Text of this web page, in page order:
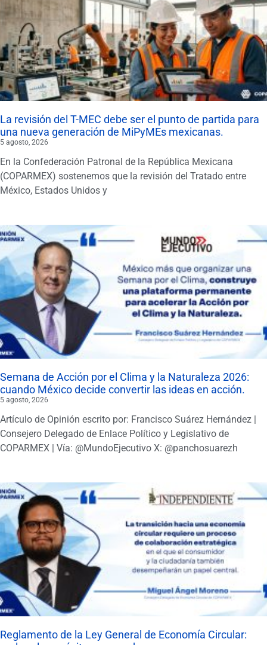
La revisión del T-MEC debe ser el punto de partida para
una nueva generación de MiPyMEs mexicanas.
5 agosto, 2026
En la Confederación Patronal de la República Mexicana
(COPARMEX) sostenemos que la revisión del Tratado entre
México, Estados Unidos y
Semana de Acción por el Clima y la Naturaleza 2026:
cuando México decide convertir las ideas en acción.
5 agosto, 2026
Artículo de Opinión escrito por: Francisco Suárez Hernández |
Consejero Delegado de Enlace Político y Legislativo de
COPARMEX | Vía: @MundoEjecutivo X: @panchosuarezh
Reglamento de la Ley General de Economía Circular: